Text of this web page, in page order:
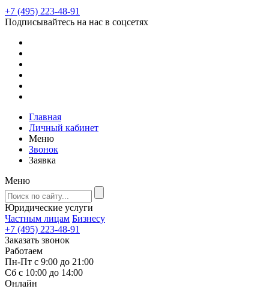
+7 (495) 223-48-91
Подписывайтесь на нас в соцсетях
Главная
Личный кабинет
Меню
Звонок
Заявка
Меню
Юридические услуги
Частным лицам Бизнесу
+7 (495) 223-48-91
Заказать звонок
Работаем
Пн-Пт с 9:00 до 21:00
Сб с 10:00 до 14:00
Онлайн